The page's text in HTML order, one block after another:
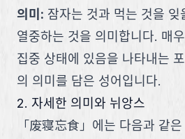
의미 : 잠자는 것과 먹는 것을 잊
열중하는 것을 의미합니다. 매
집중 상태에 있음을 나타내는
의 의미를 담은 성어입니다.
2. 자세한 의미와 뉘앙스
「废寝忘食 」 에는 다음과 같